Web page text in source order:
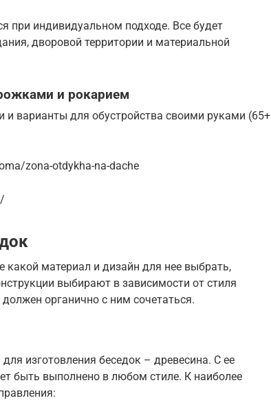
при индивидуальном подходе. Все будет
дворовой территории и материальной
и рокарием
и варианты для обустройства своими руками (65+
zona-otdykha-na-dache
какой материал и дизайн для нее выбрать,
выбирают в зависимости от стиля
органично с ним сочетаться.
изготовления беседок – древесина. С ее
быть выполнено в любом стиле. К наиболее